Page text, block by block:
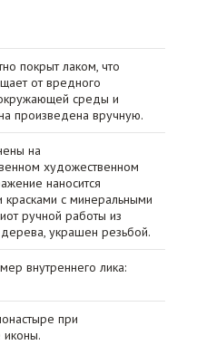
покрыт лаком, что
от вредного
среды и
произведена вручную.
на
художественном
наносится
красками с минеральными
ручной работы из
дерева, украшен резьбой.
внутреннего лика:
при
иконы.